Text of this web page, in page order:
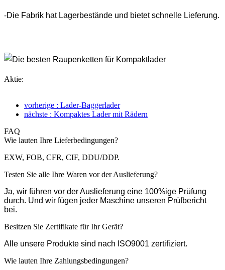
-Die Fabrik hat Lagerbestände und bietet schnelle Lieferung.
Aktie:
vorherige : Lader-Baggerlader
nächste : Kompaktes Lader mit Rädern
FAQ
Wie lauten Ihre Lieferbedingungen?
EXW, FOB, CFR, CIF, DDU/DDP.
Testen Sie alle Ihre Waren vor der Auslieferung?
Ja, wir führen vor der Auslieferung eine 100%ige Prüfung
durch. Und wir fügen jeder Maschine unseren Prüfbericht
bei.
Besitzen Sie Zertifikate für Ihr Gerät?
Alle unsere Produkte sind nach ISO9001 zertifiziert.
Wie lauten Ihre Zahlungsbedingungen?